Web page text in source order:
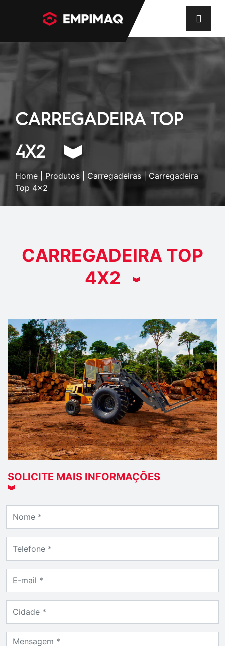
CARREGADEIRA TOP
4X2
Home Produtos Carregadeiras| Carregadeira
Top 4x2
CARREGADEIRA TOP
4X2
SOLICITE MAIS INFORMAÇÕES